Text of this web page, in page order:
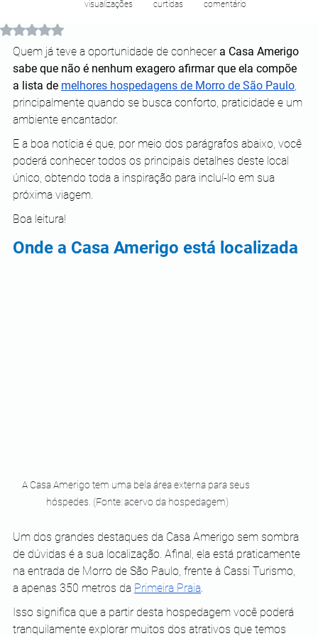
Avaliado com NaN de 5 estrelas.
Quem já teve a oportunidade de conhecer a Casa Amerigo
sabe que não é nenhum exagero afirmar que ela compõe
a lista de melhores hospedagens de Morro de São Paulo,
principalmente quando se busca conforto, praticidade e um
ambiente encantador.
E a boa notícia é que, por meio dos parágrafos abaixo, você
poderá conhecer todos os principais detalhes deste local
único, obtendo toda a inspiração para incluí-lo em sua
próxima viagem.
Boa leitura!
Onde a Casa Amerigo está localizada
A Casa Amerigo tem uma bela área externa para seus
hóspedes. (Fonte: acervo da hospedagem)
Um dos grandes destaques da Casa Amerigo sem sombra
de dúvidas é a sua localização. Afinal, ela está praticamente
na entrada de Morro de São Paulo, frente à Cassi Turismo,
a apenas 350 metros da Primeira Praia.
Isso significa que a partir desta hospedagem você poderá
tranquilamente explorar muitos dos atrativos que temos
visualizações curtidas comentário